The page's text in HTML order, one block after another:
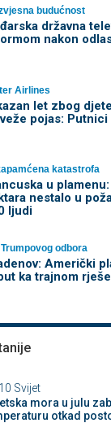
budućnost
državna
nakon
Airlines
let zbog
pojas:
katastrofa
u
nestalo u
ljudi
odbora
Američki
ka trajnom
Svijet
mora u julu
otkad